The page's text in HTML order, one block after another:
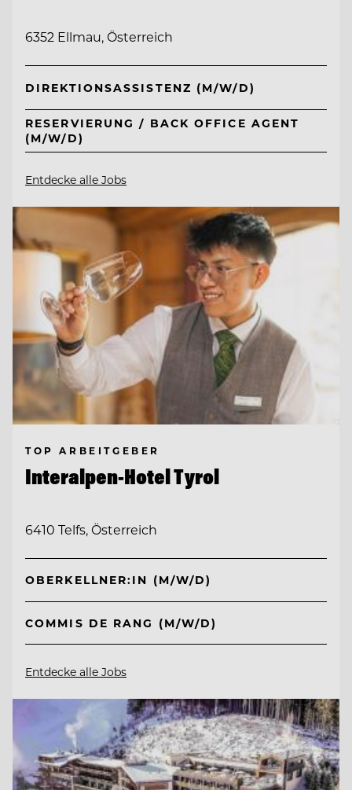
6352 Ellmau, Österreich
DIREKTIONSASSISTENZ (M/W/D)
RESERVIERUNG / BACK OFFICE AGENT
(M/W/D)
Entdecke alle Jobs
TOP ARBEITGEBER
Interalpen-Hotel Tyrol
6410 Telfs, Österreich
OBERKELLNER:IN (M/W/D)
COMMIS DE RANG (M/W/D)
Entdecke alle Jobs